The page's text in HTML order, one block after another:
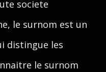
societe
le surnom est un
distingue les
le surnom